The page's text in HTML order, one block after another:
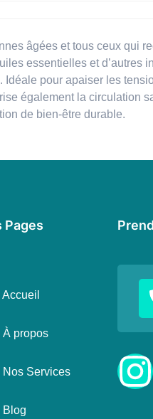
âgées et tous ceux qui
essentielles et d’autres
pour apaiser les
également la circulation
de bien-être durable.
Pages
Accueil
À propos
Nos Services
Blog